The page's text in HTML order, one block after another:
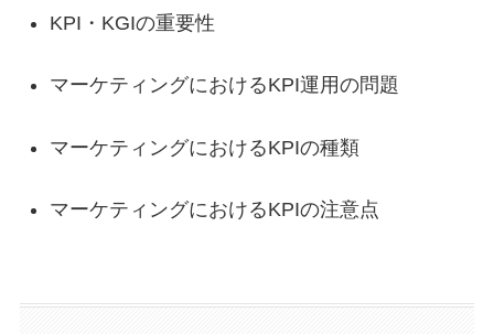
KPI・KGIの重要性
マーケティングにおけるKPI運用の問題
マーケティングにおけるKPIの種類
マーケティングにおけるKPIの注意点